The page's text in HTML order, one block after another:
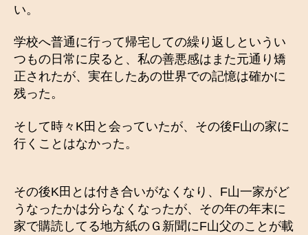
い。
学校へ普通に行って帰宅しての繰り返しというい
つもの日常に戻ると、私の善悪感はまた元通り矯
正されたが、実在したあの世界での記憶は確かに
残った。
そして時々K田と会っていたが、その後F山の家に
行くことはなかった。
その後K田とは付き合いがなくなり、F山一家がど
うなったかは分らなくなったが、その年の年末に
家で購読してる地方紙のＧ新聞にF山父のことが載